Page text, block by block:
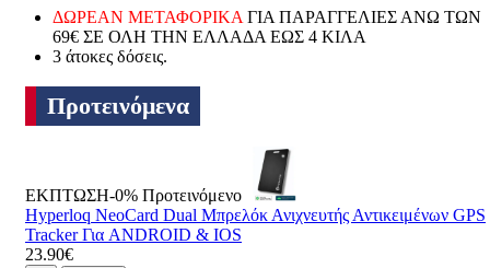
ΔΩΡΕΑΝ ΜΕΤΑΦΟΡΙΚΑ ΓΙΑ ΠΑΡΑΓΓΕΛΙΕΣ ΑΝΩ ΤΩΝ
69€ ΣΕ ΟΛΗ ΤΗΝ ΕΛΛΑΔΑ ΕΩΣ 4 ΚΙΛΑ
3 άτοκες δόσεις.
Προτεινόμενα
ΕΚΠΤΩΣΗ-0% Προτεινόμενο
Hyperloq NeoCard Dual Μπρελόκ Ανιχνευτής Αντικειμένων GPS
Tracker Για ANDROID & IOS
23.90€